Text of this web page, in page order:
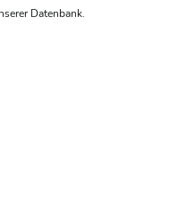
Datenbank.